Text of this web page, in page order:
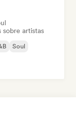
sobre artistas
Soul